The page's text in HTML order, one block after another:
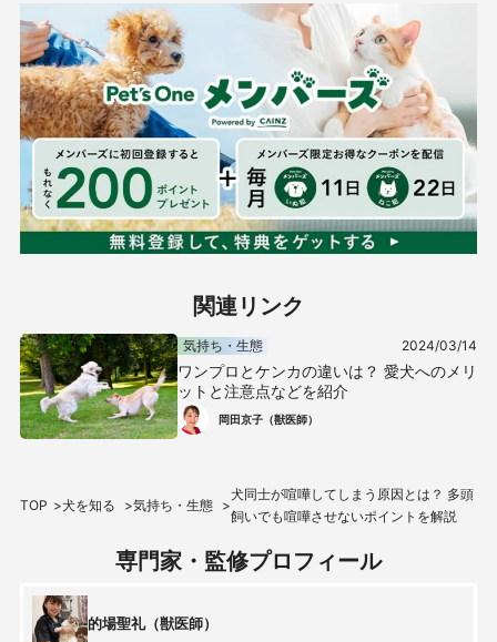
関連リンク
気持ち・生態 2024/03/14
ワンプロとケンカの違いは？ 愛犬へのメリ
ットと注意点などを紹介
岡田京子（獣医師）
TOP 犬を知る 気持ち・生態
犬同士が喧嘩してしまう原因とは？ 多頭
飼いでも喧嘩させないポイントを解説
専門家・監修プロフィール
的場聖礼（獣医師）